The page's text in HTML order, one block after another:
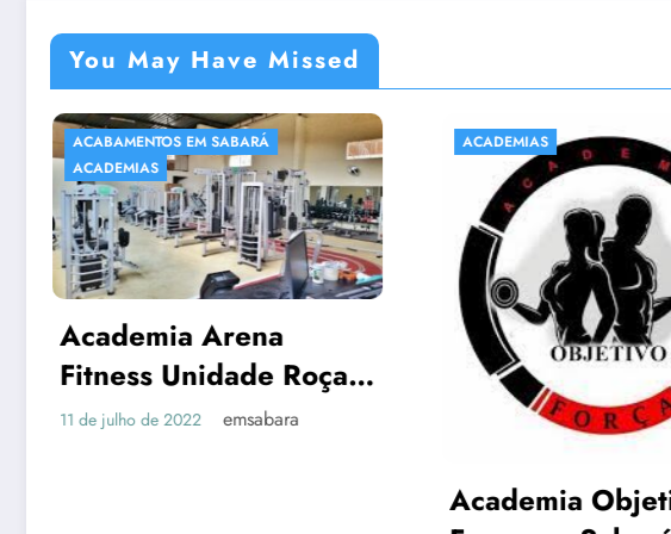
You May Have Missed
EM SABARÁ
Arena
Unidade Roça
– EM Sabará
julho de 2022 emsabara
ACADEMIAS
Academia Objetivo